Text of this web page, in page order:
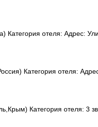
Категория отеля: Адрес:
Категория отеля:
Категория отеля: 3